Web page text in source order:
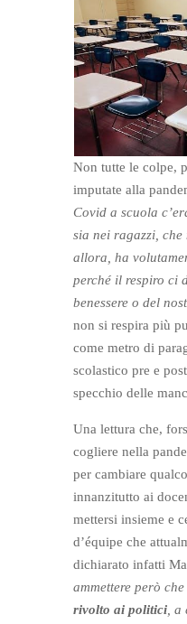
Non tutte le colpe,
imputate alla
Covid a scuola
sia nei ragazzi,
allora, ha
perché il respiro ci
benessere o del
non si respira più
come metro di
scolastico pre e
specchio delle
Una lettura che,
cogliere nella
per cambiare
innanzitutto ai
mettersi insieme e
d’équipe che
dichiarato infatti
ammettere però
rivolto ai politici, a